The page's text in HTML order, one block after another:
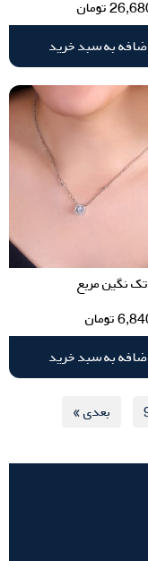
تومان
به سبد خرید
نگین مربع
تومان
به سبد خرید
بعدی »